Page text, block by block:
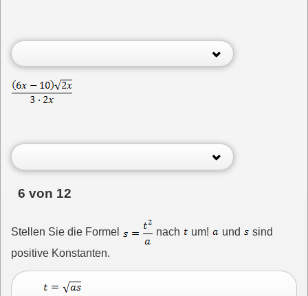
6 von 12
Stellen Sie die Formel nach um! und
sind
positive Konstanten.